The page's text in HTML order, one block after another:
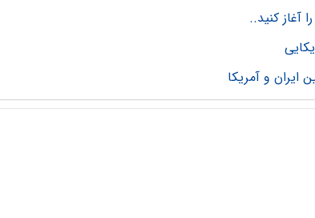
آغاز کنید..
ایران و آمریکا